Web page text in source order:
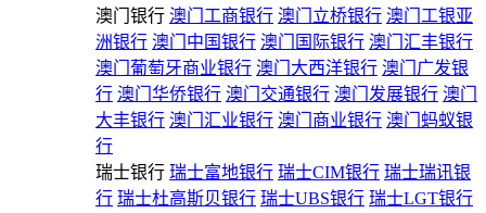
澳门银行 澳门工商银行 澳门立桥银行 澳门工银亚
洲银行 澳门中国银行 澳门国际银行 澳门汇丰银行
澳门葡萄牙商业银行 澳门大西洋银行 澳门广发银
行 澳门华侨银行 澳门交通银行 澳门发展银行 澳门
大丰银行 澳门汇业银行 澳门商业银行 澳门蚂蚁银
行
瑞士银行 瑞士富地银行 瑞士CIM银行 瑞士瑞讯银
行 瑞士杜高斯贝银行 瑞士UBS银行 瑞士LGT银行